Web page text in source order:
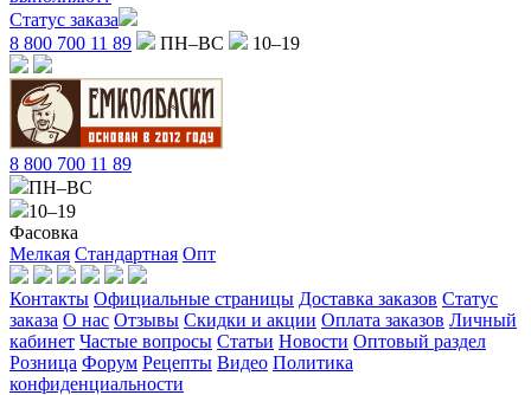
Статус заказа
8 800 700 11 89
ПН–ВС 10–19
8 800 700 11 89
ПН–ВС
10–19
Фасовка
Мелкая Стандартная Опт
Контакты Официальные страницы Доставка заказов Статус
заказа О нас Отзывы Скидки и акции Оплата заказов Личный
кабинет Частые вопросы Статьи Новости Оптовый раздел
Розница Форум Рецепты Видео Политика
конфиденциальности